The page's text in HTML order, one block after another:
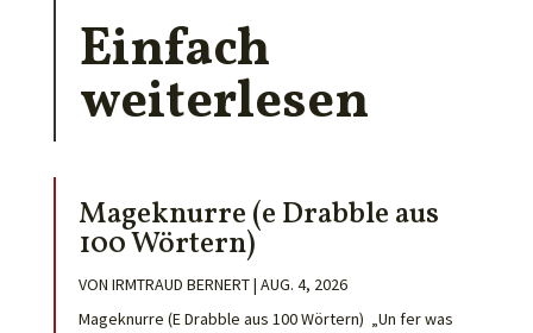
Einfach
weiterlesen
Mageknurre (e Drabble aus
100 Wörtern)
VON IRMTRAUD BERNERT| AUG. 4, 2026
Mageknurre (E Drabble aus 100 Wörtern) „Un fer was